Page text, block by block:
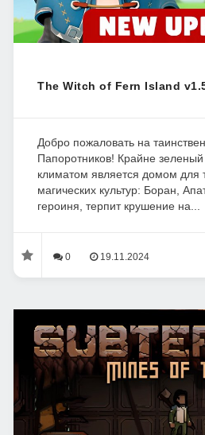
The Witch of Fern Island
Добро пожаловать на
Папоротников! Крайне
климатом является домом для
магических культур: Боран,
героиня, терпит крушение на...
0 19.11.2024